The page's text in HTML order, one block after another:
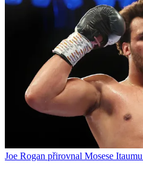
Joe Rogan přirovnal Mosese